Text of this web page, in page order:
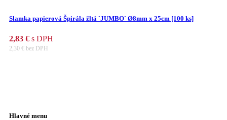
Slamka papierová Špirála žltá `JUMBO` Ø8mm x 25cm [100 ks]
2,83 € s DPH
2,30 € bez DPH
Hlavné menu